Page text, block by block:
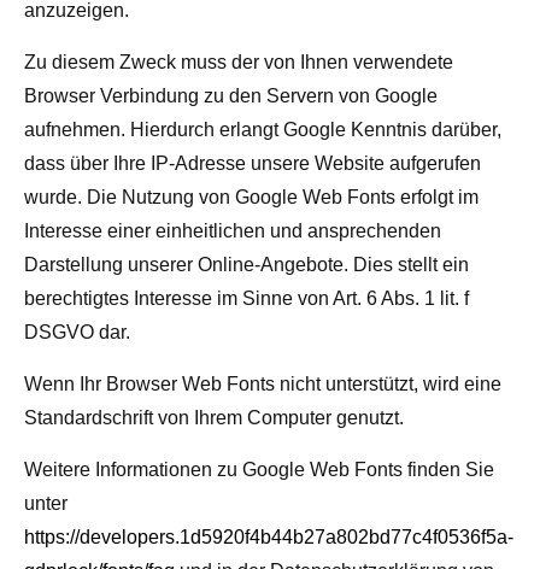
anzuzeigen.
Zu diesem Zweck muss der von Ihnen verwendete
Browser Verbindung zu den Servern von Google
aufnehmen. Hierdurch erlangt Google Kenntnis darüber,
dass über Ihre IP-Adresse unsere Website aufgerufen
wurde. Die Nutzung von Google Web Fonts erfolgt im
Interesse einer einheitlichen und ansprechenden
Darstellung unserer Online-Angebote. Dies stellt ein
berechtigtes Interesse im Sinne von Art. 6 Abs. 1 lit. f
DSGVO dar.
Wenn Ihr Browser Web Fonts nicht unterstützt, wird eine
Standardschrift von Ihrem Computer genutzt.
Weitere Informationen zu Google Web Fonts finden Sie
unter
https://developers.1d5920f4b44b27a802bd77c4f0536f5a-